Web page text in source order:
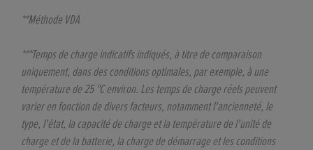
**Méthode VDA
***Temps de charge indicatifs indiqués, à titre de comparaison
uniquement, dans des conditions optimales, par exemple, à une
température de 25 °C environ. Les temps de charge réels peuvent
varier en fonction de divers facteurs, notamment l'ancienneté, le
type, l'état, la capacité de charge et la température de l'unité de
charge et de la batterie, la charge de démarrage et les conditions